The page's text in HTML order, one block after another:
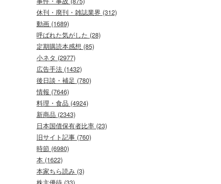
休刊・廃刊・雑誌業界 (312)
動画 (1689)
呼ばれた気がした (28)
定期購読本感想 (85)
小ネタ (2977)
広告手法 (1432)
後日談・補足 (780)
情報 (7646)
料理・食品 (4924)
新商品 (2343)
日本国債保有者比率 (23)
旧サイト記事 (760)
時節 (6980)
本 (1622)
本家ちら読み (3)